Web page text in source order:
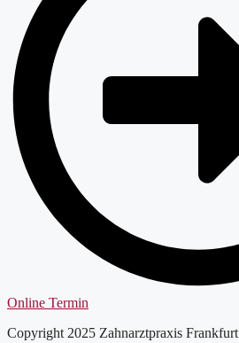
Online Termin
Copyright 2025 Zahnarztpraxis Frankfurt